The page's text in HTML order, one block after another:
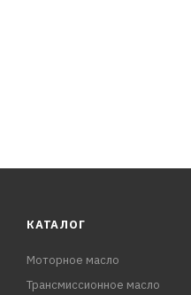
КАТАЛОГ
Моторное масло
Трансмиссионное масло